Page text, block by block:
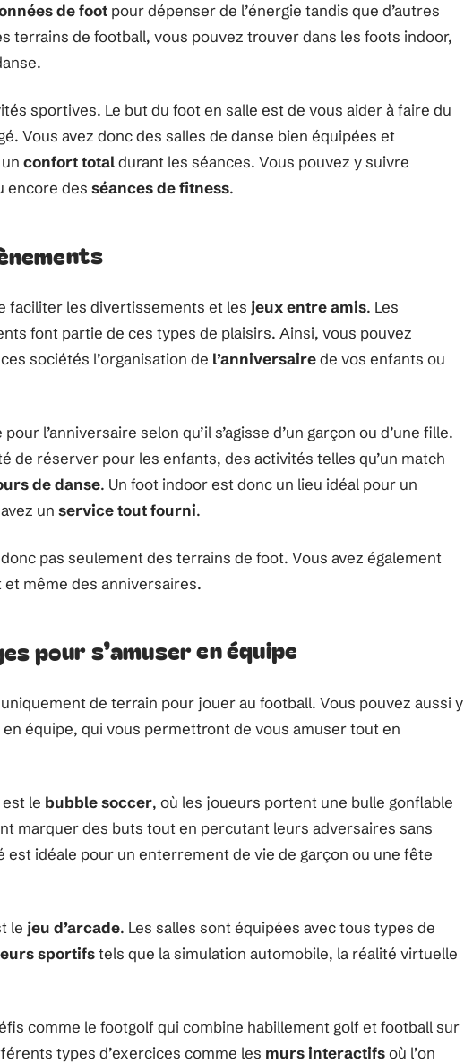
de foot pour dépenser de l’énergie tandis que d’autres
terrains de football, vous pouvez trouver dans les foots indoor,
sportives. Le but du foot en salle est de vous aider à faire du
Vous avez donc des salles de danse bien équipées et
confort totaldurant les séances. Vous pouvez y suivre
encore des séances de fitness.
faciliter les divertissements et les jeux entre amis. Les
font partie de ces types de plaisirs. Ainsi, vous pouvez
sociétés l’organisation de l’anniversairede vos enfants ou
l’anniversaire selon qu’il s’agisse d’un garçon ou d’une fille.
de réserver pour les enfants, des activités telles qu’un match
de danse. Un foot indoor est donc un lieu idéal pour un
un service tout fourni.
pas seulement des terrains de foot. Vous avez également
même des anniversaires.
pour s’amuser en équipe
de terrain pour jouer au football. Vous pouvez aussi y
équipe, qui vous permettront de vous amuser tout en
le bubble soccer, où les joueurs portent une bulle gonflable
marquer des buts tout en percutant leurs adversaires sans
idéale pour un enterrement de vie de garçon ou une fête
le jeu d’arcade. Les salles sont équipées avec tous types de
sportifstels que la simulation automobile, la réalité virtuelle
comme le footgolf qui combine habillement golf et football sur
types d’exercices comme les murs interactifsoù l’on